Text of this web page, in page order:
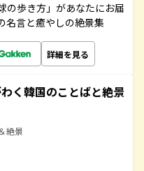
の歩き方」があなたにお届
名言と癒やしの絶景集
詳細を見る
く韓国のことばと絶景
絶景